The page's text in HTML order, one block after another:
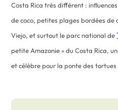
Costa Rica très différent :
de coco, petites plages bordées de
Viejo, et surtout le parc national de
petite Amazonie » du Costa Rica,
et célèbre pour la ponte des